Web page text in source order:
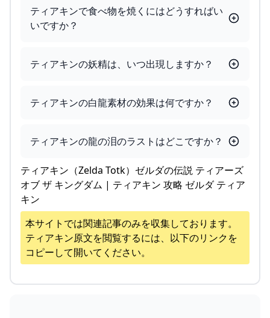
ティアキンで食べ物を焼くにはどうすればい
いですか？
ティアキンの妖精は、いつ出現しますか？
ティアキンの白龍素材の効果は何ですか？
ティアキンの龍の泪のラストはどこですか？
ティアキン（Zelda Totk）ゼルダの伝説 ティアーズ
オブ ザ キングダム | ティアキン 攻略 ゼルダ ティア
キン
本サイトでは関連記事のみを収集しております。
ティアキン原文を閲覧するには、以下のリンクを
コピーして開いてください。